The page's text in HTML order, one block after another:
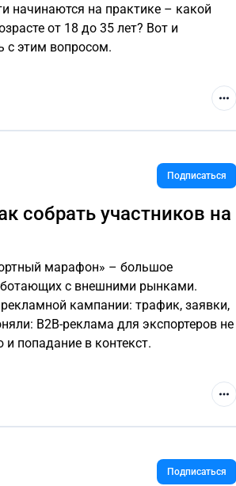
начинаются на практике – какой
от 18 до 35 лет? Вот и
с этим вопросом.
Подписаться
собрать участников на
марафон» – большое
с внешними рынками.
кампании: трафик, заявки,
B2B-реклама для экспортеров не
попадание в контекст.
Подписаться